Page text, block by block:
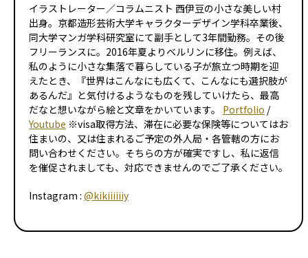
イラストレーター／コラムニスト 西伊豆の小さな美しい村
出身。京都造形芸術大学キャラクターデザイン学科卒業後、
同大学マンガ学科研究室にて副手として3年間勤務。その後
フリーランスに。2016年夏よりベルリンに移住。例えば、
私のように小さな集落で暮らしている子が旅立つ時期を迎
えたとき、『世界はこんなにも広くて、こんなにも選択肢が
あるんだ』と気付けるようなものを残していけたら、最高
だなと想いながら絵と文章をかいています。 Portfolio /
Youtube ※visa取得方法、滞在に必要な保険等についてはお
住まいの、又は住まれるご予定の外人局・各管轄の方にお
問い合わせください。そちらの方が確実ですし、私に返信
を催促されましても、対応できませんのでご了承ください。
Instagram : @kikiiiiiiy